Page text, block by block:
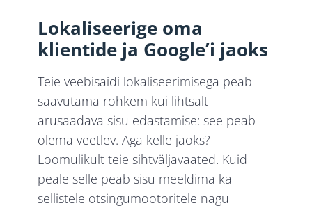
Lokaliseerige oma
klientide ja Google’i jaoks
Teie veebisaidi lokaliseerimisega peab
saavutama rohkem kui lihtsalt
arusaadava sisu edastamise: see peab
olema veetlev. Aga kelle jaoks?
Loomulikult teie sihtväljavaated. Kuid
peale selle peab sisu meeldima ka
sellistele otsingumootoritele nagu